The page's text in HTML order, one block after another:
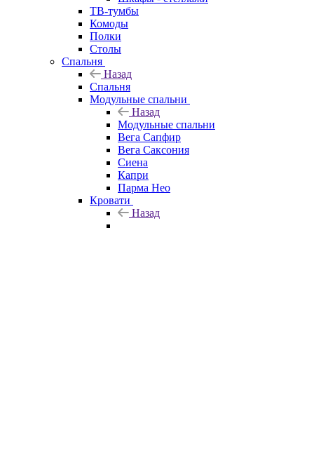
ТВ-тумбы
Комоды
Полки
Столы
Спальня
Назад
Спальня
Модульные спальни
Назад
Модульные спальни
Вега Сапфир
Вега Саксония
Сиена
Капри
Парма Нео
Кровати
Назад